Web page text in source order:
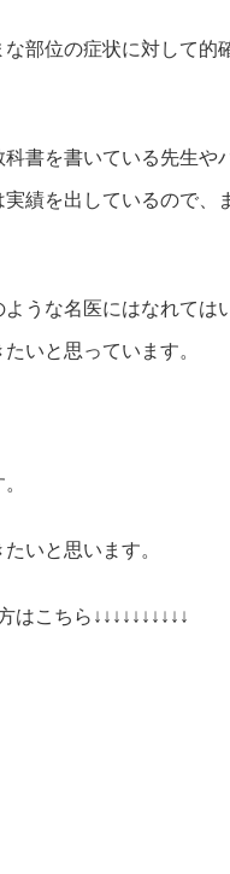
部位の症状に対して的
書を書いている先生や
績を出しているので、
うな名医にはなれては
いと思っています。
いと思います。
はこちら↓↓↓↓↓↓↓↓↓↓